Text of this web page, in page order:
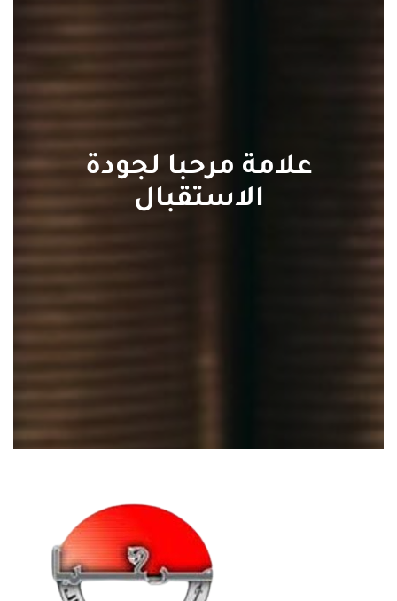
علامة مرحبا لجودة
الاستقبال